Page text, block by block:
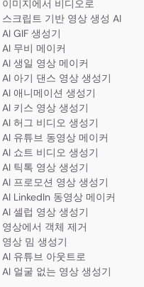
이미지에서 비디오로
스크립트 기반 영상 생성 AI
AI GIF 생성기
AI 무비 메이커
AI 생일 영상 메이커
AI 아기 댄스 영상 생성기
AI 애니메이션 생성기
AI 키스 영상 생성기
AI 허그 비디오 생성기
AI 유튜브 동영상 메이커
AI 쇼트 비디오 생성기
AI 틱톡 영상 생성기
AI 프로모션 영상 생성기
AI LinkedIn 동영상 메이커
AI 셀럽 영상 생성기
영상에서 객체 제거
영상 밈 생성기
AI 유튜브 아웃트로
AI 얼굴 없는 영상 생성기